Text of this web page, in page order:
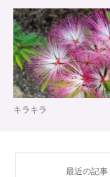
キラキラ
最近の記事